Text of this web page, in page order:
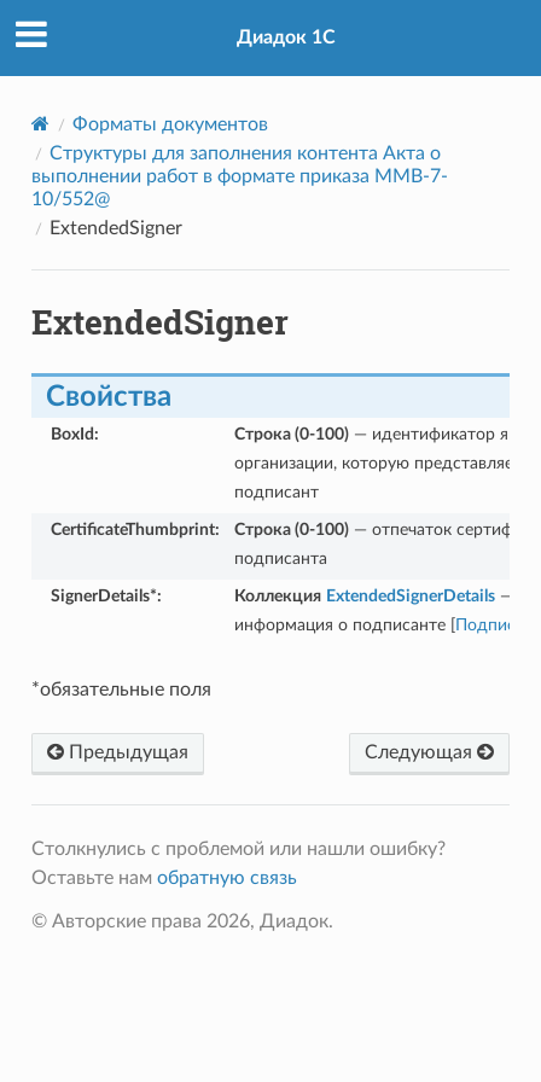
Диадок 1С
Форматы документов
Cтруктуры для заполнения контента Акта о
выполнении работ в формате приказа ММВ-7-
10/552@
ExtendedSigner
ExtendedSigner
Свойства
BoxId: Строка (0-100)— идентификатор
организации, которую представляет
подписант
CertificateThumbprint: Строка (0-100)— отпечаток
подписанта
SignerDetails*: Коллекция ExtendedSignerDetails—
информация о подписанте [
Подписант
*обязательные поля
Предыдущая Следующая
Столкнулись с проблемой или нашли ошибку?
Оставьте нам обратную связь
© Авторские права 2026, Диадок.